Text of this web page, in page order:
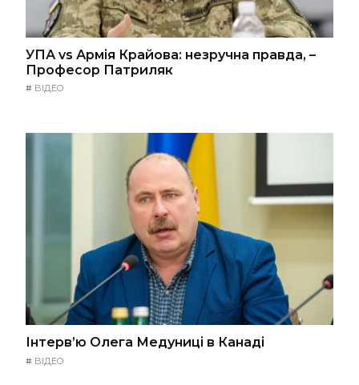
УПА vs Армія Крайова: незручна правда, –
Професор Патриляк
# ВІДЕО
Інтерв’ю Олега Медуниці в Канаді
# ВІДЕО